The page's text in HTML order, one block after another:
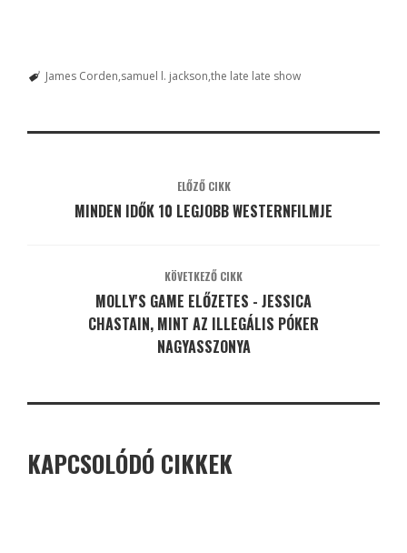
James Corden samuel l. jackson the late late show
ELŐZŐ CIKK
MINDEN IDŐK 10 LEGJOBB WESTERNFILMJE
KÖVETKEZŐ CIKK
MOLLY'S GAME ELŐZETES - JESSICA
CHASTAIN, MINT AZ ILLEGÁLIS PÓKER
NAGYASSZONYA
KAPCSOLÓDÓ CIKKEK